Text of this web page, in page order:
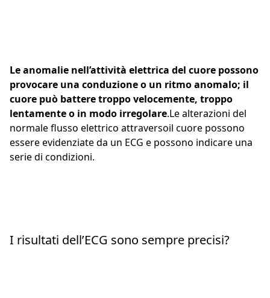
Le anomalie nell’attività elettrica del cuore possono
provocare una conduzione o un ritmo anomalo; il
cuore può battere troppo velocemente, troppo
lentamente o in modo irregolare.Le alterazioni del
normale flusso elettrico attraversoil cuore possono
essere evidenziate da un ECG e possono indicare una
serie di condizioni.
I risultati dell’ECG sono sempre precisi?